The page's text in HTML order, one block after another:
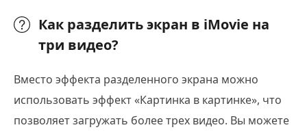
Как разделить экран в iMovie на
три видео?
Вместо эффекта разделенного экрана можно
использовать эффект «Картинка в картинке», что
позволяет загружать более трех видео. Вы можете